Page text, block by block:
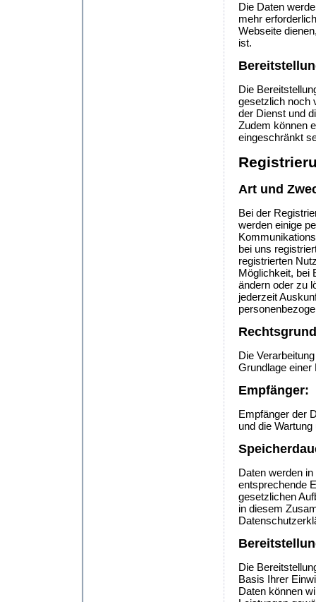
Die Daten
mehr
Webseite
ist.
Die
gesetzlich noch
der Dienst und
Zudem können
eingeschränkt
Art und
Bei der
werden einige
bei uns
registrierten
Möglichkeit, bei
ändern oder zu
jederzeit
Die
Grundlage
Empfänger:
Empfänger der
und die
Daten werden
entsprechende
gesetzlichen
in diesem
Die
Basis Ihrer
Daten können